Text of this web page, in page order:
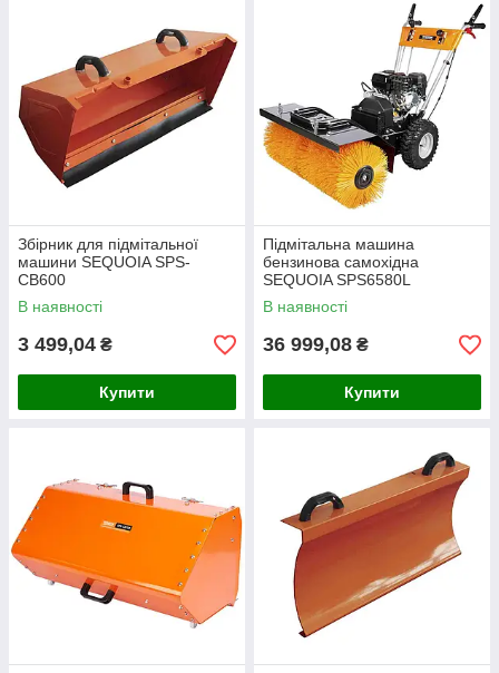
Збірник для підмітальної
машини SEQUOIA SPS-
CB600
В наявності
3 499,04 ₴
Купити
Підмітальна машина
бензинова самохідна
SEQUOIA SPS6580L
В наявності
36 999,08 ₴
Купити